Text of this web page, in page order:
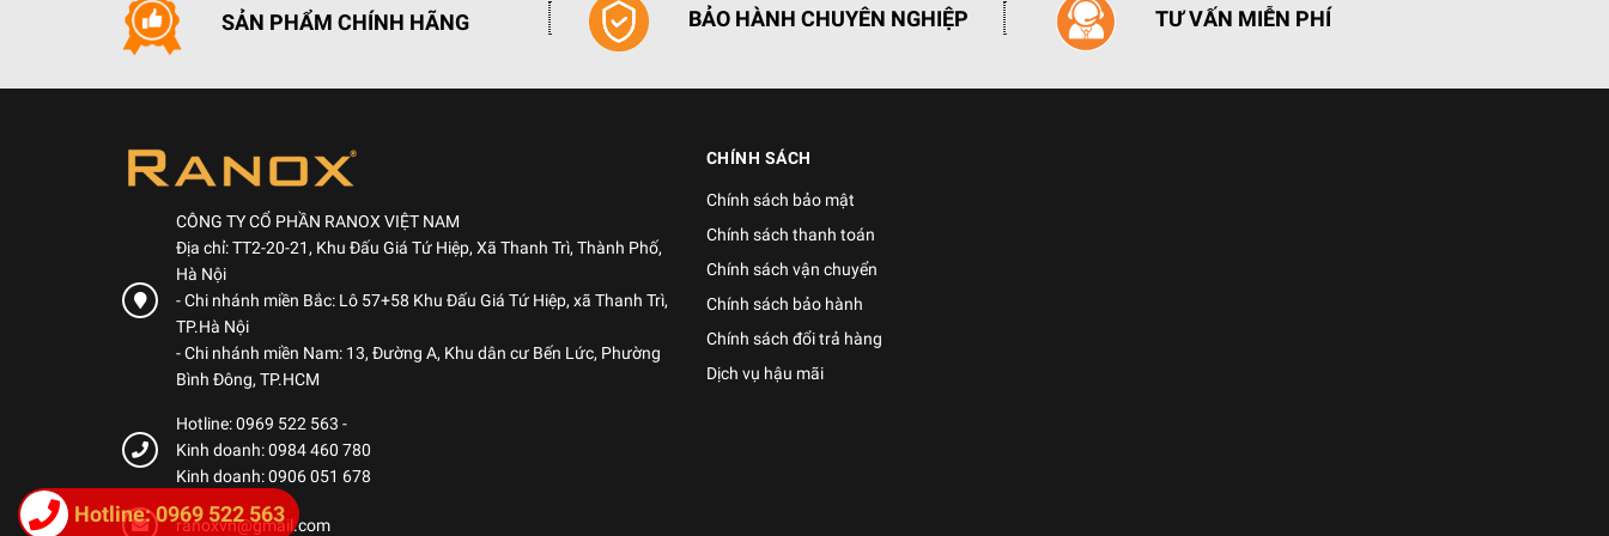
nhiệt độ cao hơn 180℃)
SẢN PHẨM CHÍNH HÃNG BẢO HÀNH CHUYÊN NGHIỆP TƯ VẤN MIỄN PHÍ
CÔNG TY CỔ PHẦN RANOX VIỆT NAM
Địa chỉ: TT2-20-21, Khu Đấu Giá Tứ Hiệp, Xã Thanh Trì, Thành Phố,
Hà Nội
- Chi nhánh miền Bắc: Lô 57+58 Khu Đấu Giá Tứ Hiệp, xã Thanh Trì,
TP.Hà Nội
- Chi nhánh miền Nam: 13, Đường A, Khu dân cư Bến Lức, Phường
Bình Đông, TP.HCM
Hotline: 0969 522 563 -
Kinh doanh: 0984 460 780
Kinh doanh: 0906 051 678
ranoxvn@gmail.com
CHÍNH SÁCH
Chính sách bảo mật
Chính sách thanh toán
Chính sách vận chuyển
Chính sách bảo hành
Chính sách đổi trả hàng
Dịch vụ hậu mãi
Hotline: 0969 522 563